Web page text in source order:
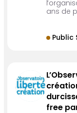
ans de
Public
free